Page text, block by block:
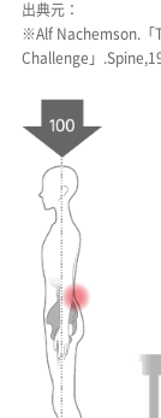
出典元：
※Alf Nachemson.「
Challenge」